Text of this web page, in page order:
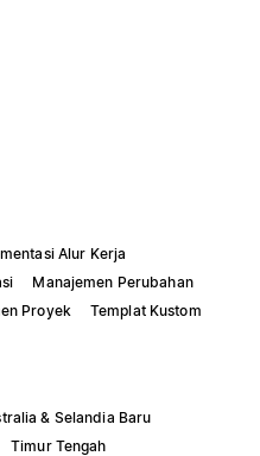
Alur Kerja
Manajemen Perubahan
Proyek Templat Kustom
& Selandia Baru
Timur Tengah